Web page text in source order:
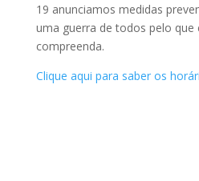
19 anunciamos medidas
uma guerra de todos pelo que
compreenda.
Clique aqui para saber os